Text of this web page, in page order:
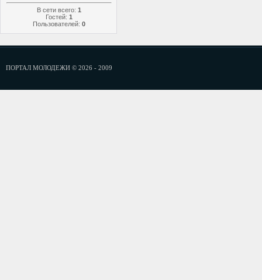
В сети всего: 1
Гостей: 1
Пользователей: 0
ПОРТАЛ МОЛОДЕЖИ © 2026 - 2009